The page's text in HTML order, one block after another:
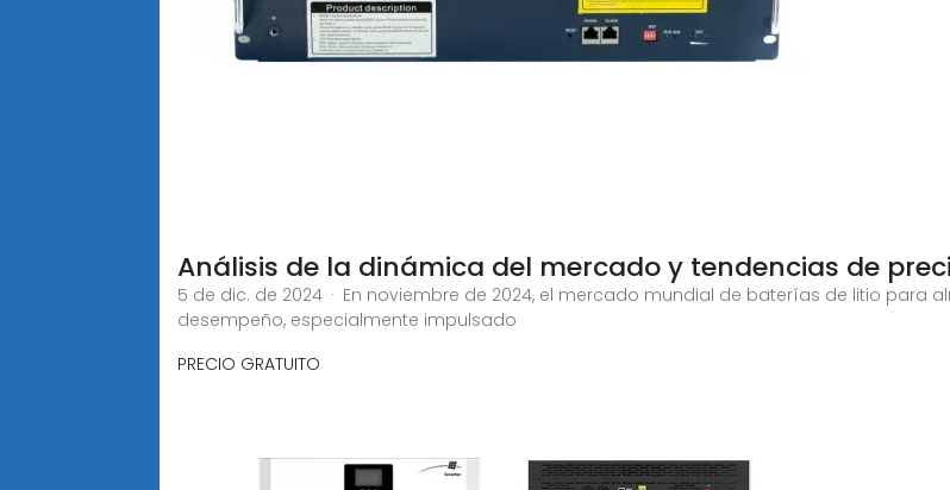
Análisis de la dinámica del mercado y tendencias de
5 de dic. de 2024 · En noviembre de 2024, el mercado mundial de baterías de litio
desempeño, especialmente impulsado
PRECIO GRATUITO